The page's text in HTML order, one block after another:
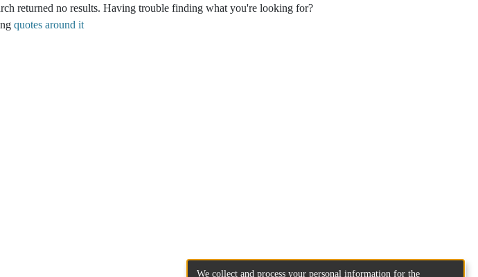
returned no results. Having trouble finding what you're looking for?
quotes around it
We collect and process your personal information for the